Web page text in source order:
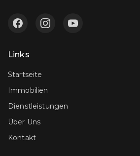
Links
Startseite
Immobilien
Dienstleistungen
Über Uns
Kontakt